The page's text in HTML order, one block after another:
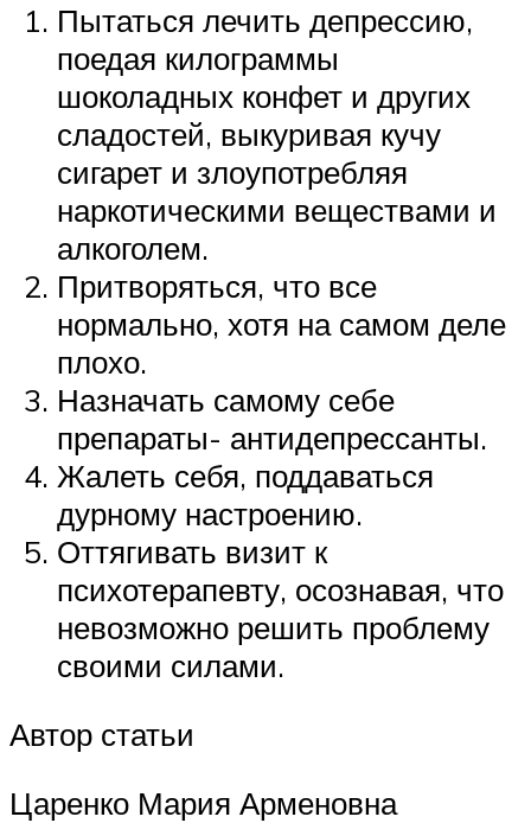
Пытаться лечить депрессию,
поедая килограммы
шоколадных конфет и других
сладостей, выкуривая кучу
сигарет и злоупотребляя
наркотическими веществами и
алкоголем.
Притворяться, что все
нормально, хотя на самом деле
плохо.
Назначать самому себе
препараты- антидепрессанты.
Жалеть себя, поддаваться
дурному настроению.
Оттягивать визит к
психотерапевту, осознавая, что
невозможно решить проблему
своими силами.
Автор статьи
Царенко Мария Арменовна